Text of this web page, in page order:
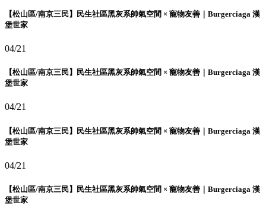
【松山區/南京三民】民生社區黑灰系帥氣空間 × 寵物友善｜Burgerciaga 漢
堡世家
04/21
【松山區/南京三民】民生社區黑灰系帥氣空間 × 寵物友善｜Burgerciaga 漢
堡世家
04/21
【松山區/南京三民】民生社區黑灰系帥氣空間 × 寵物友善｜Burgerciaga 漢
堡世家
04/21
【松山區/南京三民】民生社區黑灰系帥氣空間 × 寵物友善｜Burgerciaga 漢
堡世家